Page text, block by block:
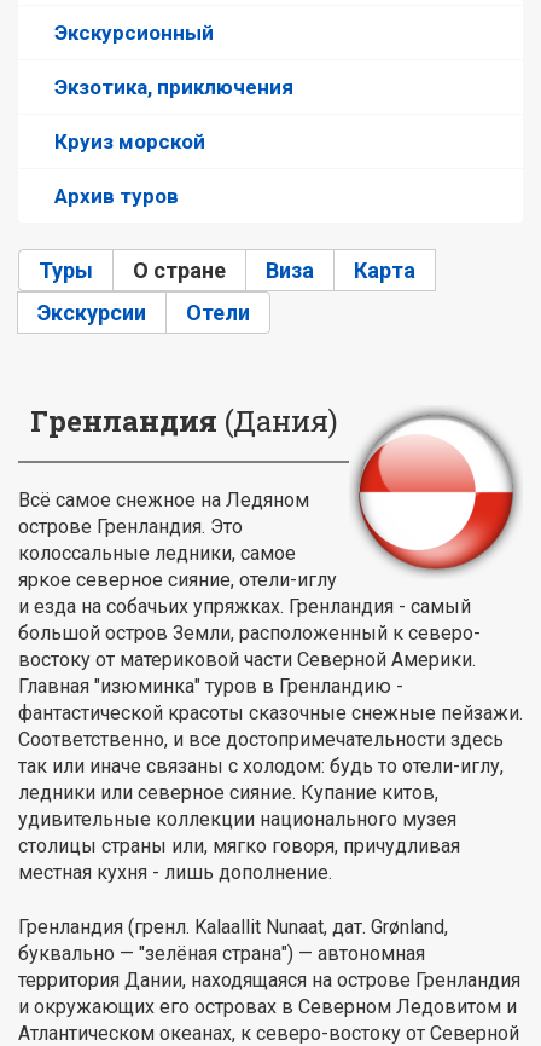
Экскурсионный
Экзотика, приключения
Круиз морской
Архив туров
Туры О стране (активная вкладка)
Виза
Карта
Экскурсии
Отели
Гренландия (Дания)
Всё самое снежное на Ледяном
острове Гренландия. Это
колоссальные ледники, самое
яркое северное сияние, отели-иглу
и езда на собачьих упряжках. Гренландия - самый
большой остров Земли, расположенный к северо-
востоку от материковой части Северной Америки.
Главная "изюминка" туров в Гренландию -
фантастической красоты сказочные снежные пейзажи.
Соответственно, и все достопримечательности здесь
так или иначе связаны с холодом: будь то отели-иглу,
ледники или северное сияние. Купание китов,
удивительные коллекции национального музея
столицы страны или, мягко говоря, причудливая
местная кухня - лишь дополнение.
Гренландия (гренл. Kalaallit Nunaat, дат. Grønland,
буквально — "зелёная страна") — автономная
территория Дании, находящаяся на острове Гренландия
и окружающих его островах в Северном Ледовитом и
Атлантическом океанах, к северо-востоку от Северной